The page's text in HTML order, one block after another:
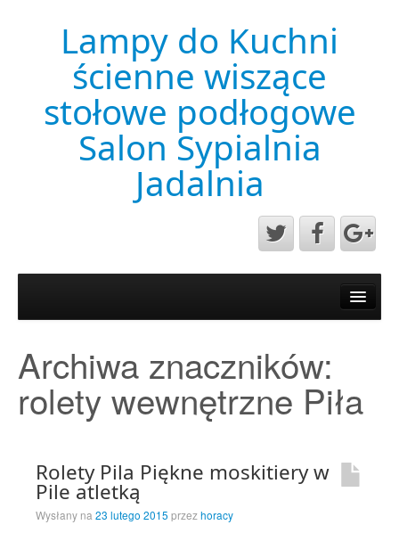
Lampy do Kuchni
ścienne wiszące
stołowe podłogowe
Salon Sypialnia
Jadalnia
Przykładowa strona
Strona Główna
Archiwa znaczników:
rolety wewnętrzne Piła
Rolety Pila Piękne moskitiery w
Pile atletką
Wysłany na 23 lutego 2015 przezhoracy